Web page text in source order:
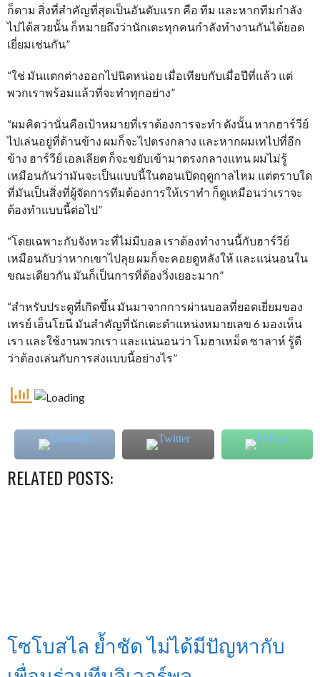
ก็ตาม สิ่งที่สำคัญที่สุดเป็นอันดับแรก คือ ทีม และหากทีมกำลัง
ไปได้สวยนั้น ก็หมายถึงว่านักเตะทุกคนกำลังทำงานกันได้ยอด
เยี่ยมเช่นกัน”
“ใช่ มันแตกต่างออกไปนิดหน่อย เมื่อเทียบกับเมื่อปีที่แล้ว แต่
พวกเราพร้อมแล้วที่จะทำทุกอย่าง”
“ผมคิดว่านั่นคือเป้าหมายที่เราต้องการจะทำ ดังนั้น หากฮาร์วีย์
ไปเล่นอยู่ที่ด้านข้าง ผมก็จะไปตรงกลาง และหากผมเทไปที่อีก
ข้าง ฮาร์วีย์ เอลเลียต ก็จะขยับเข้ามาตรงกลางแทน ผมไม่รู้
เหมือนกันว่ามันจะเป็นแบบนี้ในตอนเปิดฤดูกาลไหม แต่ตราบใด
ที่มันเป็นสิ่งที่ผู้จัดการทีมต้องการให้เราทำ ก็ดูเหมือนว่าเราจะ
ต้องทำแบบนี้ต่อไป”
“โดยเฉพาะกับจังหวะที่ไม่มีบอล เราต้องทำงานนี้กับฮาร์วีย์
เหมือนกับว่าหากเขาไปลุย ผมก็จะคอยดูหลังให้ และแน่นอนใน
ขณะเดียวกัน มันก็เป็นการที่ต้องวิ่งเยอะมาก”
“สำหรับประตูที่เกิดขึ้น มันมาจากการผ่านบอลที่ยอดเยี่ยมของ
เทรย์ เอ็นโยนี มันสำคัญที่นักเตะตำแหน่งหมายเลข 6 มองเห็น
เรา และใช้งานพวกเรา และแน่นอนว่า โมฮาเหม็ด ซาลาห์ รู้ดี
ว่าต้องเล่นกับการส่งแบบนี้อย่างไร”
RELATED POSTS:
โซโบสไล ย้ำชัด ไม่ได้มีปัญหากับ